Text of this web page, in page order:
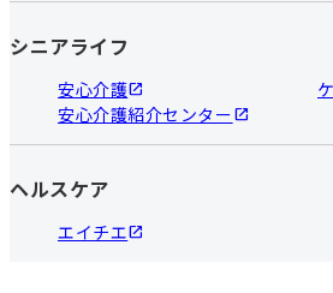
シニアライフ
安心介護
安心介護紹介センター
ヘルスケア
エイチエ